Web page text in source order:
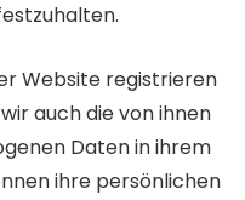
Website registrieren
auch die von ihnen
Daten in ihrem
ihre persönlichen